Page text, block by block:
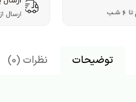
توضیحات نظرات (0)